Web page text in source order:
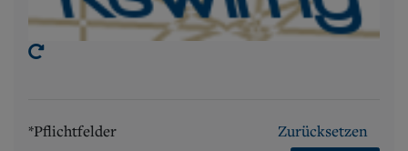
*Pflichtfelder
Zurücksetzen